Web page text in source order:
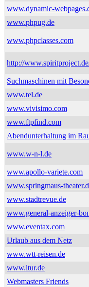
www.dynamic-
www.phpug.de
www.phpclasses.com
http://
Suchmaschinen mit
www.tel.de
www.vivisimo.com
www.ftpfind.com
Abendunterhaltung im
www.w-n-l.de
www.apollo-variete.com
www.springmaus-
www.stadtrevue.de
www.general-anzeiger-
www.eventax.com
Urlaub aus dem Netz
www.wtt-reisen.de
www.ltur.de
Webmasters Friends